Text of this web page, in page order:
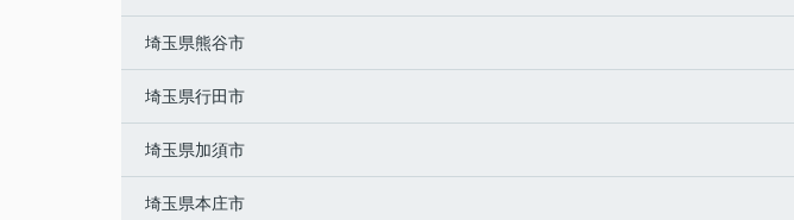
埼玉県熊谷市
埼玉県行田市
埼玉県加須市
埼玉県本庄市